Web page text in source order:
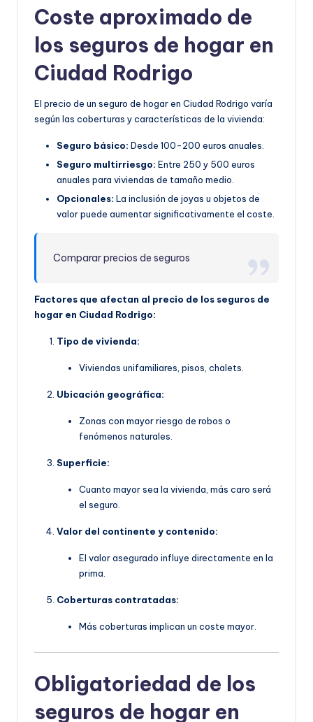
Coste aproximado de
los seguros de hogar en
Ciudad Rodrigo
El precio de un seguro de hogar en Ciudad Rodrigo varía
según las coberturas y características de la vivienda:
Seguro básico: Desde 100-200 euros anuales.
Seguro multirriesgo: Entre 250 y 500 euros
anuales para viviendas de tamaño medio.
Opcionales: La inclusión de joyas u objetos de
valor puede aumentar significativamente el coste.
Comparar precios de seguros
Factores que afectan al precio de los seguros de
hogar en Ciudad Rodrigo:
Tipo de vivienda:
Viviendas unifamiliares, pisos, chalets.
Ubicación geográfica:
Zonas con mayor riesgo de robos o
fenómenos naturales.
Superficie:
Cuanto mayor sea la vivienda, más caro será
el seguro.
Valor del continente y contenido:
El valor asegurado influye directamente en la
prima.
Coberturas contratadas:
Más coberturas implican un coste mayor.
Obligatoriedad de los
seguros de hogar en